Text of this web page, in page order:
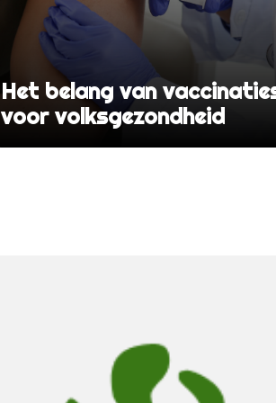
Het belang van
voor volksgezondheid